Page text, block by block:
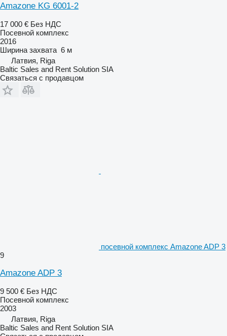
Amazone KG 6001-2
17 000 € Без НДС
Посевной комплекс
2016
Ширина захвата 6 м
Латвия, Riga
Baltic Sales and Rent Solution SIA
Связаться с продавцом
посевной комплекс Amazone ADP 3
9
Amazone ADP 3
9 500 € Без НДС
Посевной комплекс
2003
Латвия, Riga
Baltic Sales and Rent Solution SIA